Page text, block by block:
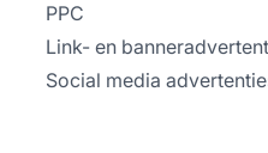
PPC
Link- en
Social media